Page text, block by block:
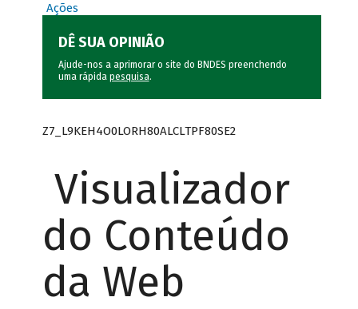
Ações
DÊ SUA OPINIÃO
Ajude-nos a aprimorar o site do BNDES preenchendo
uma rápida pesquisa.
Z7_L9KEH4O0LORH80ALCLTPF80SE2
Visualizador
do Conteúdo
da Web